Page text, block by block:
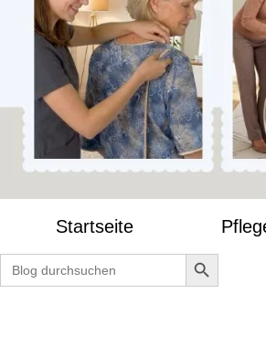
Startseite
Search
for:
Search Button